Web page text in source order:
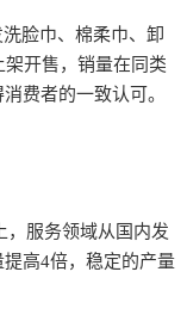
脸巾、棉柔巾、卸
开售，销量在同类
费者的一致认可。
，服务领域从国内发
高4倍，稳定的产量